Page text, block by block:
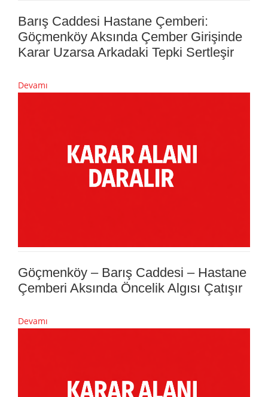
Barış Caddesi Hastane Çemberi:
Göçmenköy Aksında Çember Girişinde
Karar Uzarsa Arkadaki Tepki Sertleşir
Devamı
Göçmenköy – Barış Caddesi – Hastane
Çemberi Aksında Öncelik Algısı Çatışır
Devamı